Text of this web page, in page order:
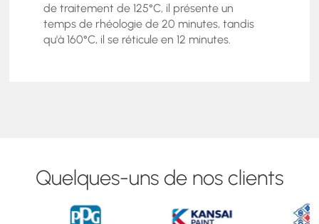
de traitement de 125°C, il présente un
temps de rhéologie de 20 minutes, tandis
qu'à 160°C, il se réticule en 12 minutes.
Quelques-uns de nos clients